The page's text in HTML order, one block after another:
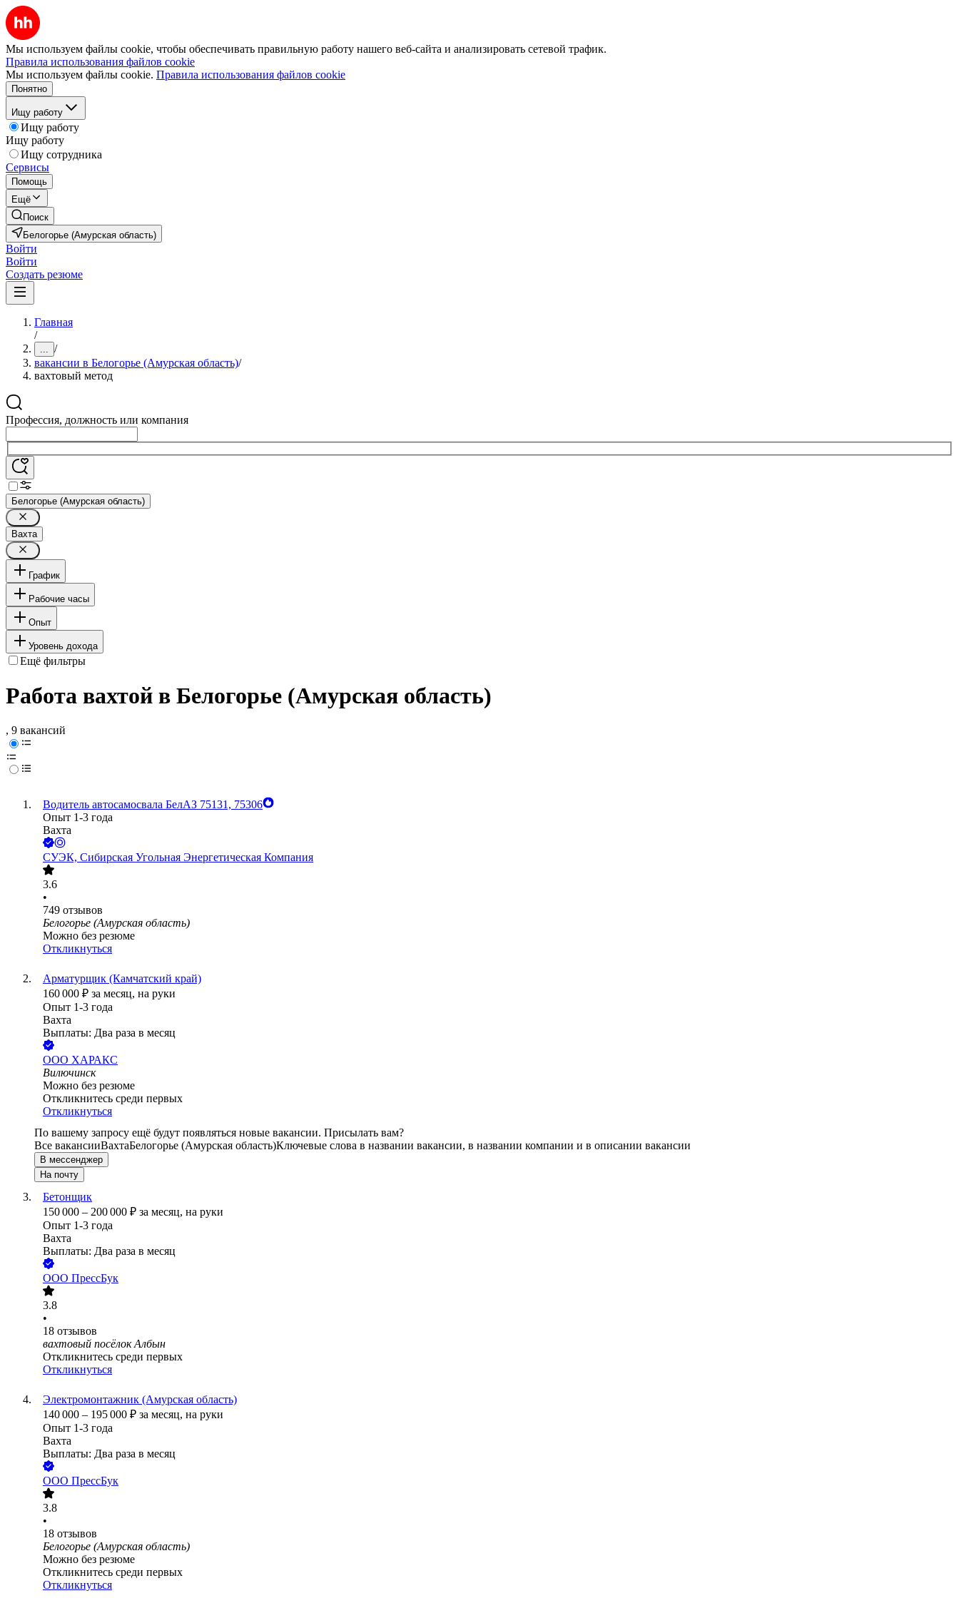
Мы используем файлы cookie, чтобы обеспечивать правильную работу нашего веб-сайта и анализировать сетевой трафик.
Правила использования файлов cookie
Мы используем файлы cookie. Правила использования файлов cookie
Понятно
Ищу работу
Ищу работу
Ищу работу
Ищу сотрудника
Сервисы
Помощь
Ещё
Поиск
Белогорье (Амурская область)
Войти
Войти
Создать резюме
Главная
/
... /
вакансии в Белогорье (Амурская область)/
вахтовый метод
Профессия, должность или компания
Белогорье (Амурская область)
Вахта
График
Рабочие часы
Опыт
Уровень дохода
Ещё фильтры
Работа вахтой в Белогорье (Амурская область)
, 9 вакансий
Водитель автосамосвала БелАЗ 75131, 75306
Опыт 1-3 года
Вахта
СУЭК, Сибирская Угольная Энергетическая Компания
3.6
•
749 отзывов
Белогорье (Амурская область)
Можно без резюме
Откликнуться
Арматурщик (Камчатский край)
160 000 ₽ за месяц, на руки
Опыт 1-3 года
Вахта
Выплаты: Два раза в месяц
ООО ХАРАКС
Вилючинск
Можно без резюме
Откликнитесь среди первых
Откликнуться
По вашему запросу ещё будут появляться новые вакансии. Присылать вам?
Все вакансииВахтаБелогорье (Амурская область)Ключевые слова в названии вакансии, в названии компании и в описании вакансии
В мессенджер
На почту
Бетонщик
150 000 – 200 000 ₽ за месяц, на руки
Опыт 1-3 года
Вахта
Выплаты: Два раза в месяц
ООО ПрессБук
3.8
•
18 отзывов
вахтовый посёлок Албын
Откликнитесь среди первых
Откликнуться
Электромонтажник (Амурская область)
140 000 – 195 000 ₽ за месяц, на руки
Опыт 1-3 года
Вахта
Выплаты: Два раза в месяц
ООО ПрессБук
3.8
•
18 отзывов
Белогорье (Амурская область)
Можно без резюме
Откликнитесь среди первых
Откликнуться